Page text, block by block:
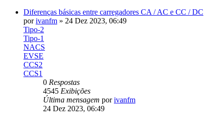
Diferenças básicas entre carregadores CA / AC e CC / DC
porivanfm » 24 Dez 2023, 06:49
Tipo-2
Tipo-1
NACS
EVSE
CCS2
CCS1
0 Respostas
4545 Exibições
Última mensagem porivanfm
24 Dez 2023, 06:49